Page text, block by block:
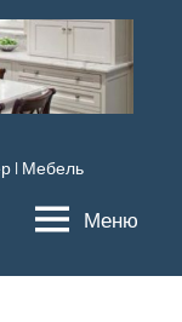
l Мебель
Меню